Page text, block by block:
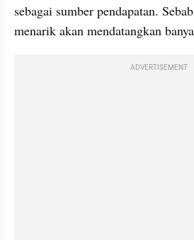
sebagai sumber pendapatan.
menarik akan mendatangkan
ADVERTISEMENT